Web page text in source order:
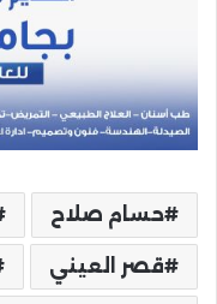
حسام صلاح
قصر العيني